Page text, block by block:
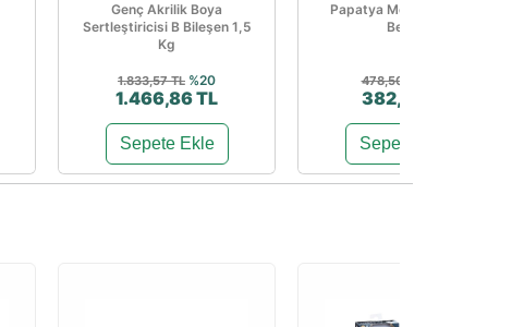
Genç Akrilik Boya
Sertleştiricisi B Bileşen 1,5
Kg
1.833,57 TL %20
1.466,86 TL
Sepete Ekle
Papatya Mercan Tabure
Beyaz
478,50 TL
382,80 TL
Sepete Ekle